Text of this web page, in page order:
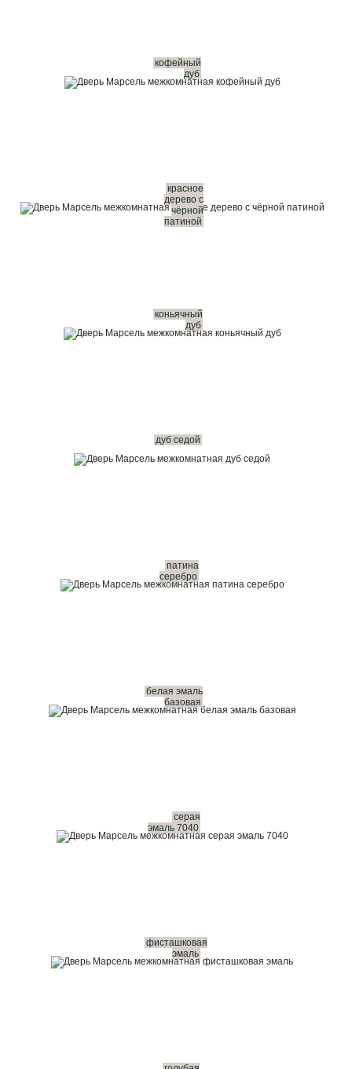
кофейный
дуб
красное
дерево с
чёрной
патиной
коньячный
дуб
дуб седой
патина
серебро
белая эмаль
базовая
серая
эмаль 7040
фисташковая
эмаль